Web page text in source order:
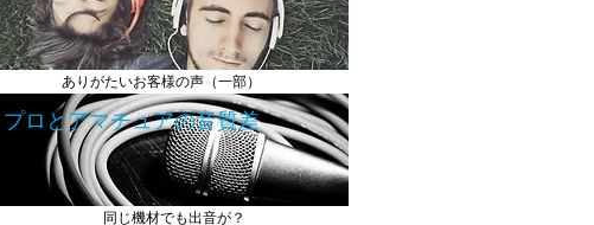
ありがたいお客様の声（一部）
プロとアマチュアの音質差
同じ機材でも出音が？